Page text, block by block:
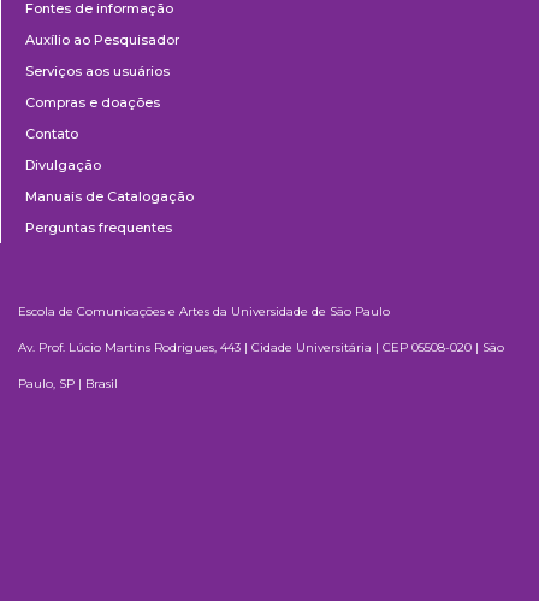
Fontes de informação
Auxílio ao Pesquisador
Serviços aos usuários
Compras e doações
Contato
Divulgação
Manuais de Catalogação
Perguntas frequentes
Escola de Comunicações e Artes da Universidade de São Paulo
Av. Prof. Lúcio Martins Rodrigues, 443 | Cidade Universitária | CEP 05508-020 | São
Paulo, SP | Brasil